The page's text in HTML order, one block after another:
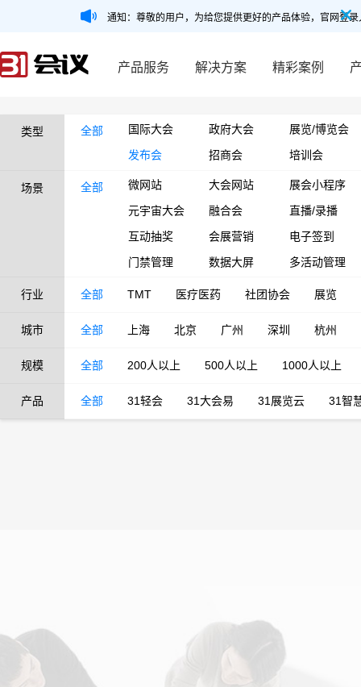
通知：尊敬的用户，为给您提供更好的产品体验，官网登
产品服务 解决方案 精彩案例
类型 全部 国际大会 政府大会
展览/博览会
发布会
招商会 培训会
场景 全部 微网站 大会网站
展会小程序
元宇宙大会
融合会
直播/录播
互动抽奖
会展营销
电子签到
门禁管理
数据大屏 多活动管理
行业 全部 TMT 医疗医药 社团协会 展览
城市 全部 上海 北京 广州 深圳 杭州
规模 全部 200人以上 500人以上 1000人以上
产品 全部 31轻会 31大会易 31展览云 31智